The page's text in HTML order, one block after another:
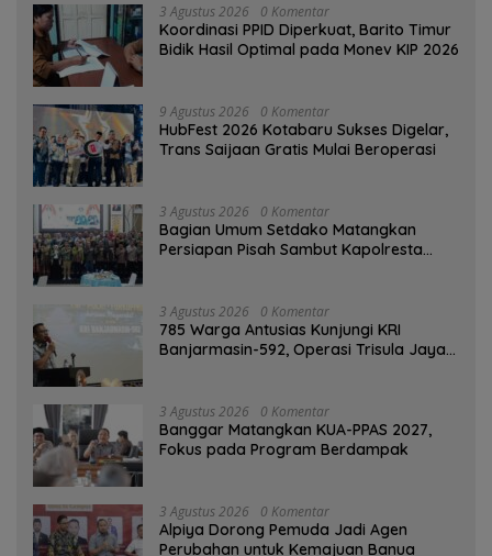
3 Agustus 2026 0 Komentar
Koordinasi PPID Diperkuat, Barito Timur
Bidik Hasil Optimal pada Monev KIP 2026
9 Agustus 2026 0 Komentar
HubFest 2026 Kotabaru Sukses Digelar,
Trans Saijaan Gratis Mulai Beroperasi
3 Agustus 2026 0 Komentar
Bagian Umum Setdako Matangkan
Persiapan Pisah Sambut Kapolresta
3 Agustus 2026 0 Komentar
785 Warga Antusias Kunjungi KRI
Banjarmasin-592, Operasi Trisula Jaya
3 Agustus 2026 0 Komentar
‎Banggar Matangkan KUA-PPAS 2027,
Fokus pada Program Berdampak
3 Agustus 2026 0 Komentar
‎Alpiya Dorong Pemuda Jadi Agen
Perubahan untuk Kemajuan Banua ‎